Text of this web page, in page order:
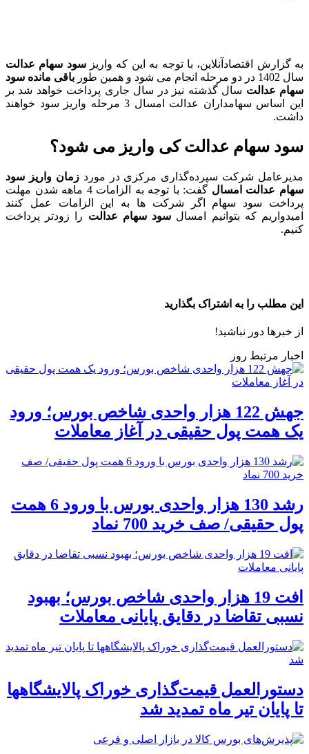
به گزارش اقتصادآنلاین، با توجه به این که واریزسود سهام عدالت
سال 1402 در دو مرحله انجام می شود و همین طور
باقی مانده سود
سهام عدالت سال گذشته نیز در سال جاری پرداخت خواهد شد بر
این اساس سهامداران عدالت امسال 3 مرحله واریز سود خواهند
داشت.
سود سهام عدالت کی واریز می شود؟
مدیرعامل شرکت سپرده‌گذاری مرکزی در موردزمان واریز سود
سهام عدالت امسال
گفت: با توجه به الزامات 4 ماهه شدن مهلت
پرداخت سود سهام اگر شرکت ها به این الزامات عمل کنند
امیدواریم که بتوانیم امسال سود سهام عدالت را زودتر پرداخت
کنیم.
این مطلب را به اشتراک بگذارید
از خبرها دور نباشید!
اخبار مرتبط روز
جهش 122 هزار واحدی شاخص بورس؛ ورود
یک همت پول حقیقی در آغاز معاملات
رشد 130 هزار واحدی بورس با ورود 6 همت
پول حقیقی/ صف خرید 700 نماد
افت 19 هزار واحدی شاخص بورس؛ بهبود
نسبی تقاضا در دقایق پایانی معاملات
دستورالعمل قیمت‌گذاری خوراک پالایشگاهها
تا پایان تیر ماه تمدید شد